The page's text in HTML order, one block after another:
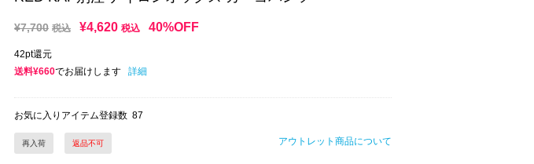
¥7,700 税込 ¥4,620 税込 40%OFF
42pt還元
送料¥660でお届けします 詳細
お気に入りアイテム登録数 87
再入荷 返品不可 アウトレット商品について